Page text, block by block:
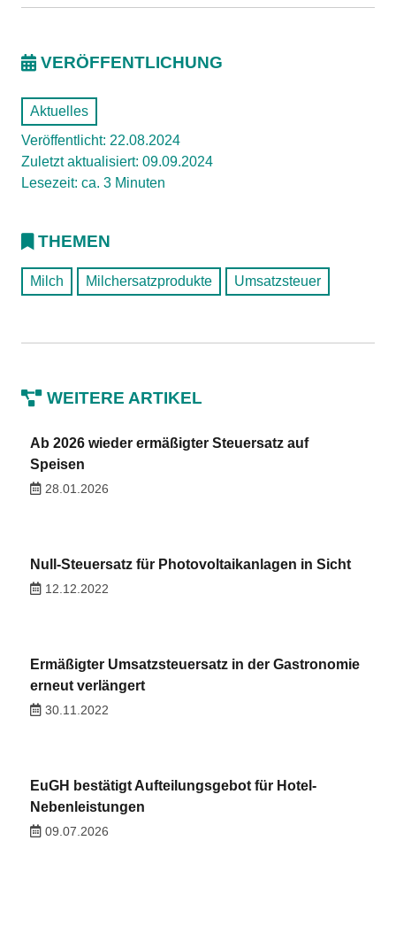
VERÖFFENTLICHUNG
Aktuelles
Veröffentlicht: 22.08.2024
Zuletzt aktualisiert: 09.09.2024
Lesezeit: ca. 3 Minuten
THEMEN
Milch Milchersatzprodukte Umsatzsteuer
WEITERE ARTIKEL
Ab 2026 wieder ermäßigter Steuersatz auf
Speisen
28.01.2026
Null-Steuersatz für Photovoltaikanlagen in Sicht
12.12.2022
Ermäßigter Umsatzsteuersatz in der Gastronomie
erneut verlängert
30.11.2022
EuGH bestätigt Aufteilungsgebot für Hotel-
Nebenleistungen
09.07.2026